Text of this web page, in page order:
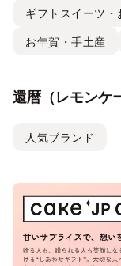
ギフトスイーツ・
お年賀・手土産
還暦（レモンケ
人気ブランド